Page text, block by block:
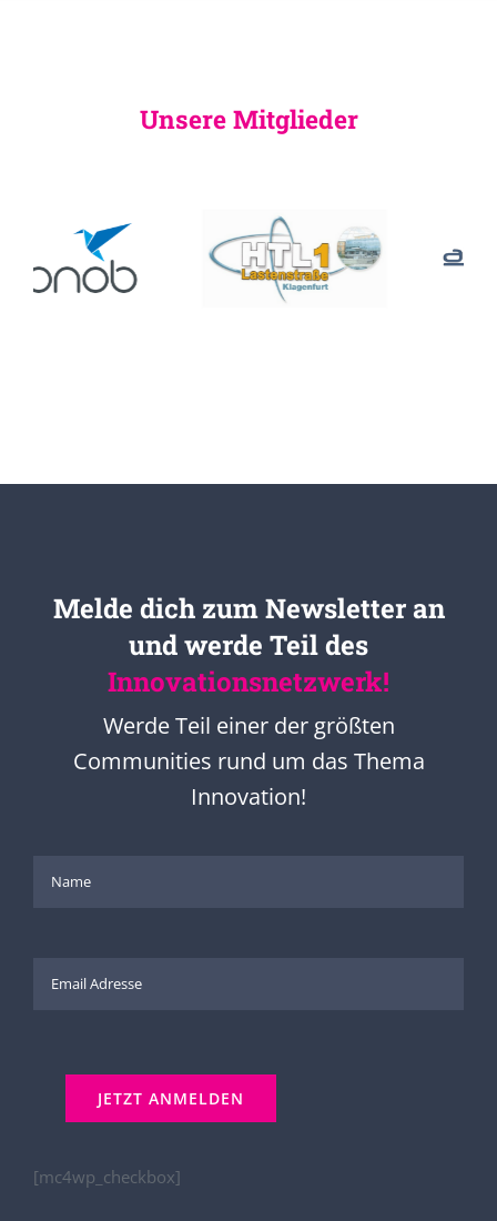
Unsere Mitglieder
Melde dich zum Newsletter an
und werde Teil des
Innovationsnetzwerk!
Werde Teil einer der größten
Communities rund um das Thema
Innovation!
[mc4wp_checkbox]